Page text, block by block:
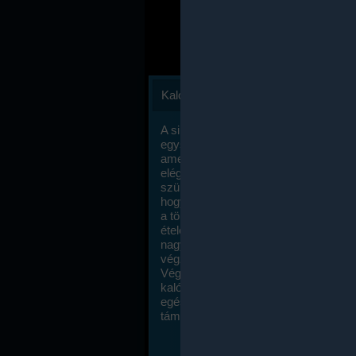
Kalóriaszámlálás
A sikeres fogyás titka valójában igen
egyszerű: égess több energiát, mint
amennyit beviszel. Természetesen
elég nagy fegyelemre és akaraterőre
szükség, de meglepődve fogod
hogy a kalóriaszámolás mennyire
a többi diétához képest. Itt nincsenek
ételek és a megengedett kalóriabevitelt
nagymértékben növelheted ha
végzel.
Végül, de nem utolsó sorban, a
kalóriaszámolás módszerét a legtöbb
egészségügyi szakorvos ajánlja és
támogatja.